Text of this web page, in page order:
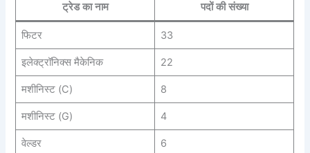
ट्रेड का नाम पदों की संख्या
फिटर 33
इलेक्ट्रॉनिक्स मैकेनिक 22
मशीनिस्ट (C) 8
मशीनिस्ट (G) 4
वेल्डर 6